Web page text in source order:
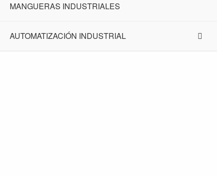
MANGUERAS INDUSTRIALES
AUTOMATIZACIÓN INDUSTRIAL